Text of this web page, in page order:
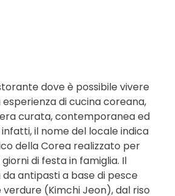
dove è possibile vivere
esperienza di cucina coreana,
curata, contemporanea ed
il nome del locale indica
della Corea realizzato per
di festa in famiglia. Il
da antipasti a base di pesce
verdure (Kimchi Jeon), dal riso